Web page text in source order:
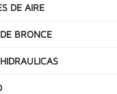
DE AIRE
BRONCE